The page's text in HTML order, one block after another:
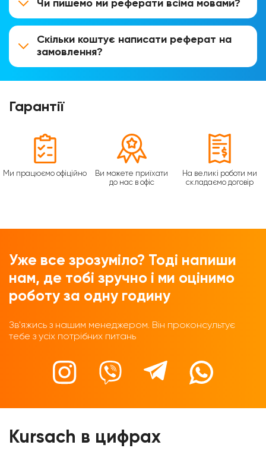
Гарантії
Ми працюємо офіційно
Ви можете приїхати
до нас в офіс
На великі роботи ми
складаємо договір
Чи пишемо ми реферати всіма мовами?
Скільки коштує написати реферат на
замовлення?
Уже все зрозуміло? Тоді напиши
нам, де тобі зручно і ми оцінимо
роботу за одну годину
Зв'яжись з нашим менеджером. Він проконсультує
тебе з усіх потрібних питань
Kursach в цифрах